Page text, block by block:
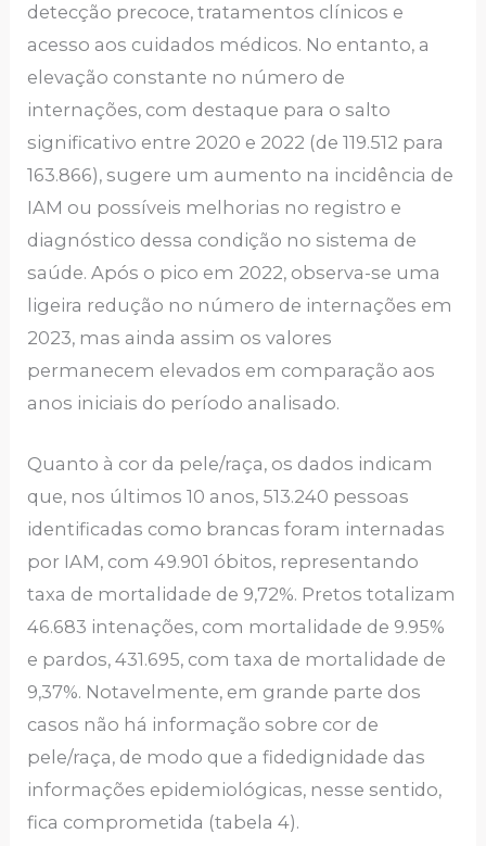
detecção precoce, tratamentos clínicos e
acesso aos cuidados médicos. No entanto, a
elevação constante no número de
internações, com destaque para o salto
significativo entre 2020 e 2022 (de 119.512 para
163.866), sugere um aumento na incidência de
IAM ou possíveis melhorias no registro e
diagnóstico dessa condição no sistema de
saúde. Após o pico em 2022, observa-se uma
ligeira redução no número de internações em
2023, mas ainda assim os valores
permanecem elevados em comparação aos
anos iniciais do período analisado.
Quanto à cor da pele/raça, os dados indicam
que, nos últimos 10 anos, 513.240 pessoas
identificadas como brancas foram internadas
por IAM, com 49.901 óbitos, representando
taxa de mortalidade de 9,72%. Pretos totalizam
46.683 intenações, com mortalidade de 9.95%
e pardos, 431.695, com taxa de mortalidade de
9,37%. Notavelmente, em grande parte dos
casos não há informação sobre cor de
pele/raça, de modo que a fidedignidade das
informações epidemiológicas, nesse sentido,
fica comprometida (tabela 4).